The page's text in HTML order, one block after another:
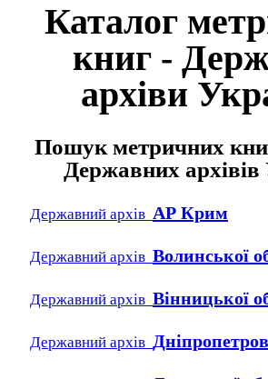
Каталог
книг -
архіви
Пошук метричних
Державних архівів
Державний архів АР Крим
Державний архів Волинської
Державний архів Вінницької
Державний архів